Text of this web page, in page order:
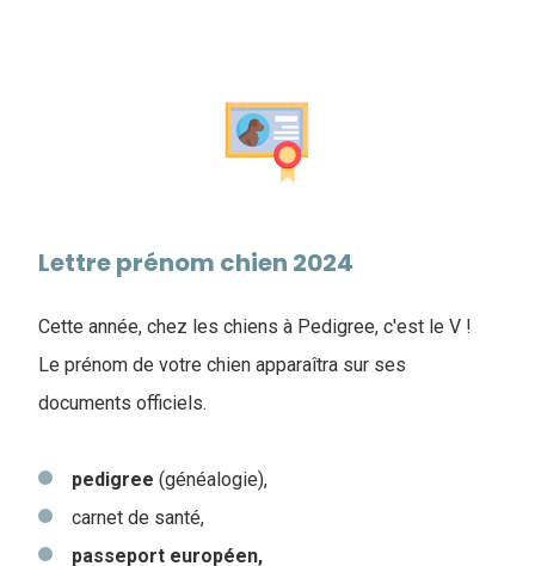
Lettre prénom chien 2024
Cette année, chez les chiens à Pedigree, c'est le V !
Le prénom de votre chien apparaîtra sur ses
documents officiels.
pedigree (généalogie),
carnet de santé,
passeport européen,